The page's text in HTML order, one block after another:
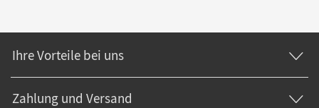
Ihre Vorteile bei uns
Zahlung und Versand